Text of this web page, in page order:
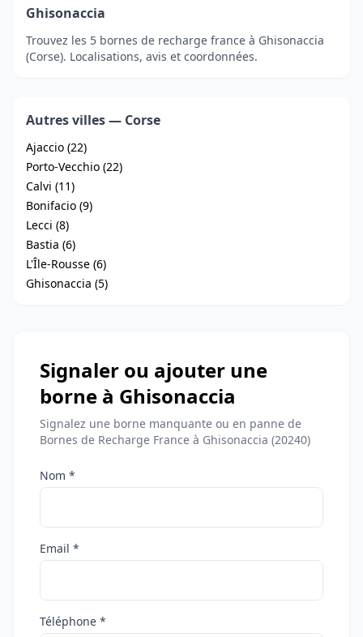
Ghisonaccia
Trouvez les 5 bornes de recharge france à Ghisonaccia
(Corse). Localisations, avis et coordonnées.
Autres villes — Corse
Ajaccio (22)
Porto-Vecchio (22)
Calvi (11)
Bonifacio (9)
Lecci (8)
Bastia (6)
L'Île-Rousse (6)
Ghisonaccia (5)
Signaler ou ajouter une
borne à Ghisonaccia
Signalez une borne manquante ou en panne de
Bornes de Recharge France à Ghisonaccia (20240)
Nom *
Email *
Téléphone *